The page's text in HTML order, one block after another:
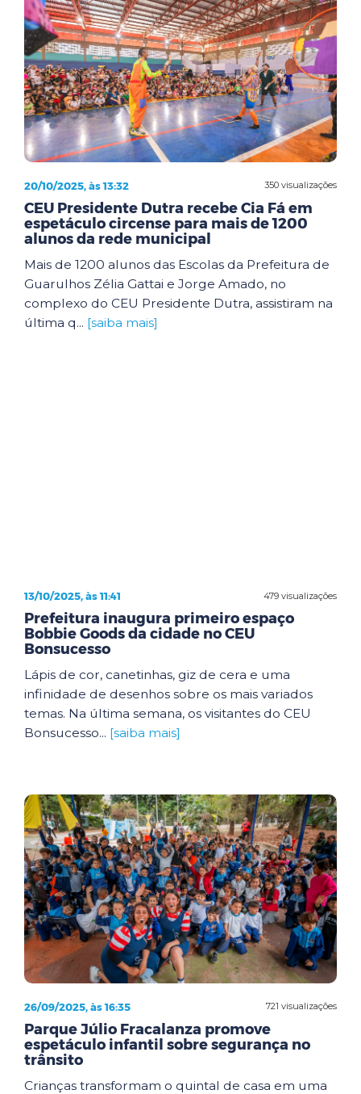
350 visualizações
20/10/2025, às 13:32
CEU Presidente Dutra recebe Cia Fá em
espetáculo circense para mais de 1200
alunos da rede municipal
Mais de 1200 alunos das Escolas da Prefeitura de
Guarulhos Zélia Gattai e Jorge Amado, no
complexo do CEU Presidente Dutra, assistiram na
última q... [saiba mais]
479 visualizações
13/10/2025, às 11:41
Prefeitura inaugura primeiro espaço
Bobbie Goods da cidade no CEU
Bonsucesso
Lápis de cor, canetinhas, giz de cera e uma
infinidade de desenhos sobre os mais variados
temas. Na última semana, os visitantes do CEU
Bonsucesso... [saiba mais]
721 visualizações
26/09/2025, às 16:35
Parque Júlio Fracalanza promove
espetáculo infantil sobre segurança no
trânsito
Crianças transformam o quintal de casa em uma